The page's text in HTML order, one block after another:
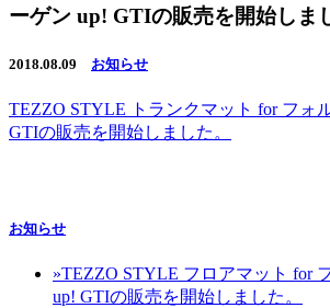
ーゲン up! GTIの販売を開始しま
2018.08.09 お知らせ
TEZZO STYLE トランクマット for フォ
GTIの販売を開始しました。
お知らせ
»TEZZO STYLE フロアマット for
up! GTIの販売を開始しました。